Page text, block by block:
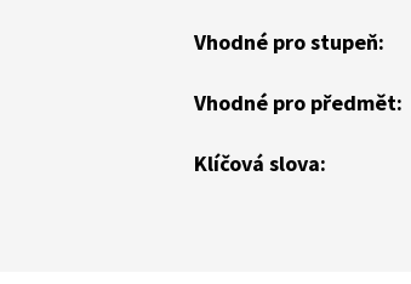
Vhodné pro stupeň:
Vhodné pro předmět:
Klíčová slova: